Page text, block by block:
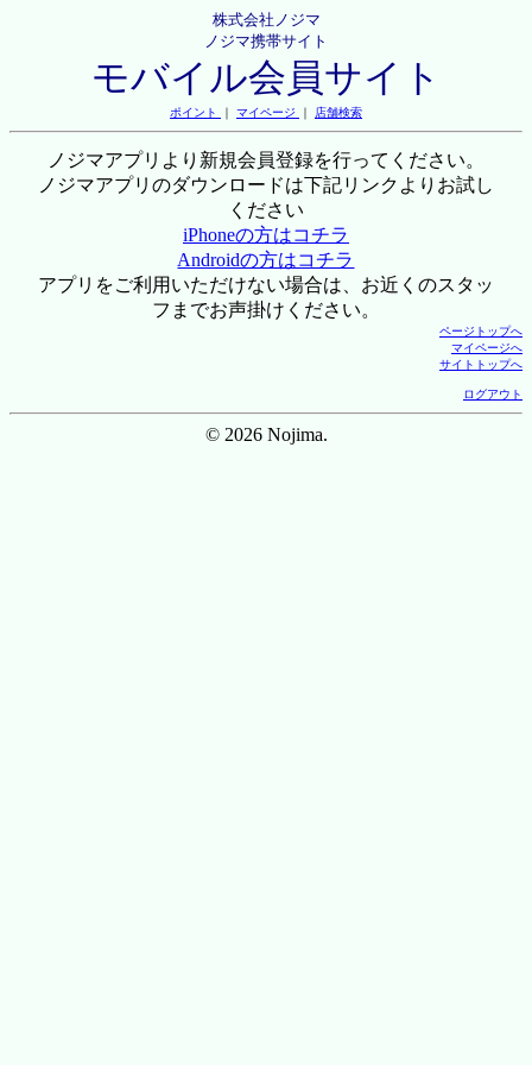
株式会社ノジマ
ノジマ携帯サイト
モバイル会員サイト
ポイント ｜ マイページ ｜ 店舗検索
ノジマアプリより新規会員登録を行ってください。
ノジマアプリのダウンロードは下記リンクよりお試し
ください
iPhoneの方はコチラ
Androidの方はコチラ
アプリをご利用いただけない場合は、お近くのスタッ
フまでお声掛けください。
ページトップへ
マイページへ
サイトトップへ
ログアウト
© 2026 Nojima.